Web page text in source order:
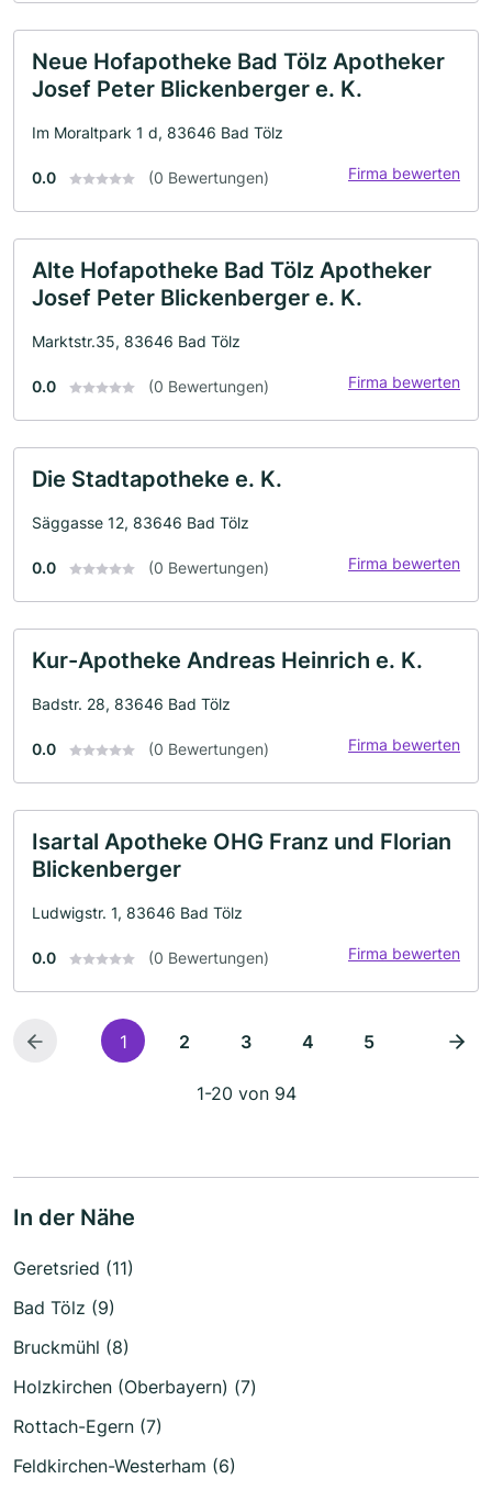
Neue Hofapotheke Bad Tölz Apotheker
Josef Peter Blickenberger e. K.
Im Moraltpark 1 d, 83646 Bad Tölz
0.0 (0 Bewertungen) Firma bewerten
Alte Hofapotheke Bad Tölz Apotheker
Josef Peter Blickenberger e. K.
Marktstr.35, 83646 Bad Tölz
0.0 (0 Bewertungen) Firma bewerten
Die Stadtapotheke e. K.
Säggasse 12, 83646 Bad Tölz
0.0 (0 Bewertungen) Firma bewerten
Kur-Apotheke Andreas Heinrich e. K.
Badstr. 28, 83646 Bad Tölz
0.0 (0 Bewertungen) Firma bewerten
Isartal Apotheke OHG Franz und Florian
Blickenberger
Ludwigstr. 1, 83646 Bad Tölz
0.0 (0 Bewertungen) Firma bewerten
1 2 3 4 5
1-20 von 94
In der Nähe
Geretsried (11)
Bad Tölz (9)
Bruckmühl (8)
Holzkirchen (Oberbayern) (7)
Rottach-Egern (7)
Feldkirchen-Westerham (6)